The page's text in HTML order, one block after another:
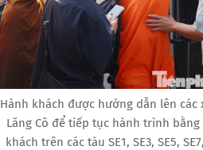
Hành khách được hướng dẫn lên
Lăng Cô để tiếp tục hành trình
khách trên các tàu SE1, SE3, SE5,